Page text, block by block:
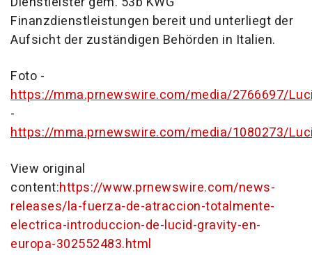
Finanzdienstleistungen bereit und unterliegt der
Aufsicht der zuständigen Behörden in Italien.
Foto -
https://mma.prnewswire.com/media/2766697/
-
https://mma.prnewswire.com/media/1080273/
View original
content:https://www.prnewswire.com/news-
releases/la-fuerza-de-atraccion-totalmente-
electrica-introduccion-de-lucid-gravity-en-
europa-302552483.html